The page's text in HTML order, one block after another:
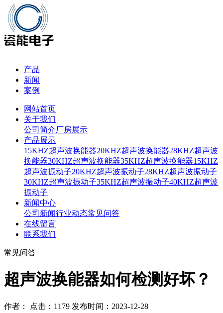
产品
新闻
案例
网站首页
关于我们
公司简介厂房展示
产品展示
15KHZ超声波换能器20KHZ超声波换能器28KHZ超声波
换能器30KHZ超声波换能器35KHZ超声波换能器15KHZ
超声波振动子20KHZ超声波振动子28KHZ超声波振动子
30KHZ超声波振动子35KHZ超声波振动子40KHZ超声波
振动子
新闻中心
公司新闻行业动态常见问答
在线留言
联系我们
常见问答
超声波换能器如何检测好坏？
作者： 点击：1179 发布时间：2023-12-28